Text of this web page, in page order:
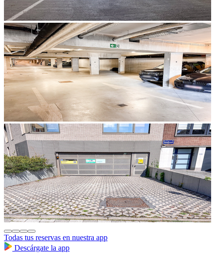
Todas tus reservas en nuestra app
Descárgate la app